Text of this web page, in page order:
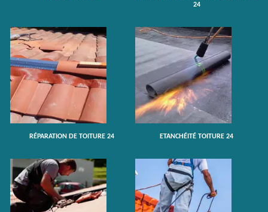
24
RÉPARATION DE TOITURE 24 ETANCHÉITÉ TOITURE 24